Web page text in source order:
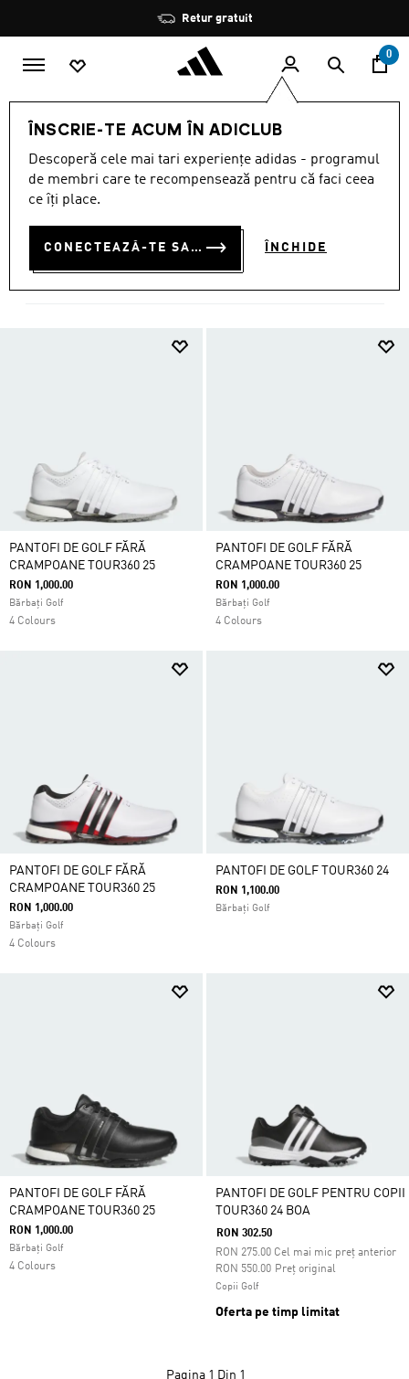
Oprește
rotația
Retur gratuit
0
ÎNSCRIE-TE ACUM ÎN ADICLUB
Descoperă cele mai tari experiențe adidas - programul
de membri care te recompensează pentru că faci ceea
ce îți place.
CONECTEAZĂ-TE SAU ÎNSCRIE-TE ACUM ÎNCHIDE
Franchises Tour 360
COLECȚIA GOLF TOUR 360
PANTOFI DE GOLF FĂRĂ
CRAMPOANE TOUR360 25
RON 1,000.00
Bărbați Golf
4 Colours
PANTOFI DE GOLF FĂRĂ
CRAMPOANE TOUR360 25
RON 1,000.00
Bărbați Golf
4 Colours
PANTOFI DE GOLF FĂRĂ
CRAMPOANE TOUR360 25
RON 1,000.00
Bărbați Golf
4 Colours
PANTOFI DE GOLF TOUR360 24
RON 1,100.00
Bărbați Golf
PANTOFI DE GOLF FĂRĂ
CRAMPOANE TOUR360 25
RON 1,000.00
Bărbați Golf
4 Colours
PANTOFI DE GOLF PENTRU COPII
TOUR360 24 BOA
RON 302.50
RON 275.00 Cel mai mic preț anterior
Preț original
Preț redus de la
RON 550.00la
Copii Golf
Oferta pe timp limitat
Pagina 1 Din 1